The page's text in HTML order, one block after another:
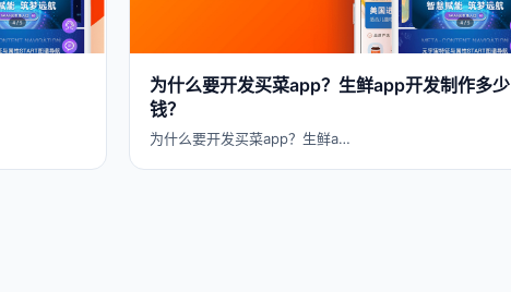
为什么要开发买菜app？生鲜app开发制作多少
钱？
为什么要开发买菜app？生鲜a…